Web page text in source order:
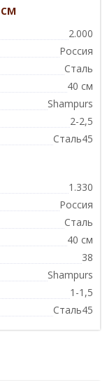
2.000
Россия
Сталь
40 см
Shampurs
2-2,5
Сталь45
1.330
Россия
Сталь
40 см
38
Shampurs
1-1,5
Сталь45